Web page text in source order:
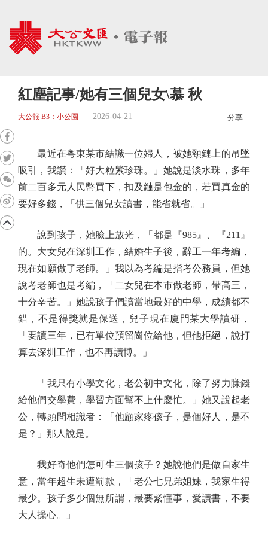
紅塵記事/她有三個兒女\慕 秋
大公報 B3：小公園 2026-04-21 分享
最近在粵東某市結識一位婦人，被她頸鏈上的吊墜
吸引，我讚：「好大粒紫珍珠。」她說是淡水珠，多年
前二百多元人民幣買下，扣及鏈是包金的，若買真金的
要好多錢，「供三個兒女讀書，能省就省。」
說到孩子，她臉上放光，「都是『985』、『211』
的。大女兒在深圳工作，結婚生子後，辭工一年考編，
現在如願做了老師。」我以為考編是指考公務員，但她
說考老師也是考編，「二女兒在本市做老師，帶高三，
十分辛苦。」她說孩子們讀當地最好的中學，成績都不
錯，不是得獎就是保送，兒子現在廈門某大學讀研，
「要讀三年，已有單位預留崗位給他，但他拒絕，說打
算去深圳工作，也不再讀博。」
「我只有小學文化，老公初中文化，除了努力賺錢
給他們交學費，學習方面幫不上什麼忙。」她又說起老
公，轉頭問相識者：「他顧家疼孩子，是個好人，是不
是？」那人說是。
我好奇他們怎可生三個孩子？她說他們是做自家生
意，當年超生未遭罰款，「老公七兄弟姐妹，我家生得
最少。孩子多少個無所謂，最要緊懂事，愛讀書，不要
大人操心。」